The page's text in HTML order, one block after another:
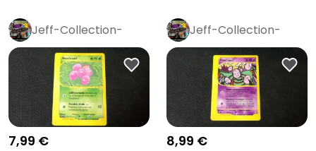
Jeff-Collection-
Rétro Pro
7,99 €
Jeff-Collection-
Rétro Pro
8,99 €